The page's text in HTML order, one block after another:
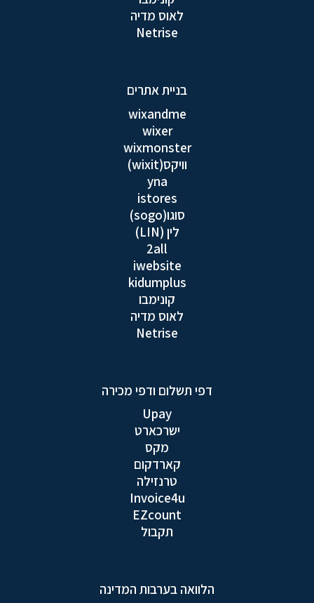
לאוס מדיה
Netrise
בניית אתרים
wixandme
wixer
wixmonster
וויקס(wixit)
yna
istores
סוגו(sogo)
לין (LIN)
2all
iwebsite
kidumplus
קונימבו
לאוס מדיה
Netrise
דפי תשלום ודפי מכירה
Upay
ישרכארט
מקס
קארדקום
טרנזילה
Invoice4u
EZcount
תקבול
הלוואה בערבות המדינה